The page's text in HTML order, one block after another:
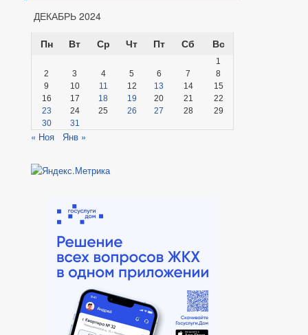
ДЕКАБРЬ 2024
Пн
Вт Ср Чт Пт Сб Вс
1
2
3 4 5 6 7
8
9
10 11 12 13 14
15
16
17 18 19 20 21
22
23
24 25 26 27 28
29
30
31
« Ноя Янв »